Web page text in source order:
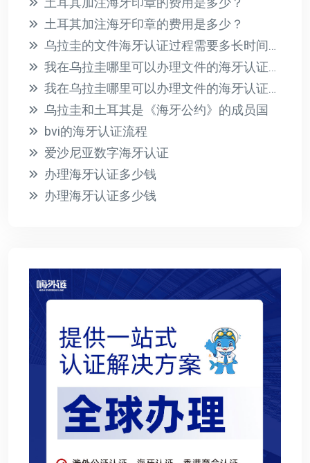
土耳其加注海牙印章的费用是多少？
乌拉圭的文件海牙认证过程需要多长时间？此过程的相关费用是多少？
我在乌拉圭哪里可以办理文件的海牙认证？有哪些必要的要求？
我在乌拉圭哪里可以办理文件的海牙认证？有哪些必要的要求？
乌拉圭和土耳其是《海牙公约》的成员国
bvi的海牙认证流程
爱沙尼亚数字海牙认证
办理海牙认证多少钱
办理海牙认证多少钱